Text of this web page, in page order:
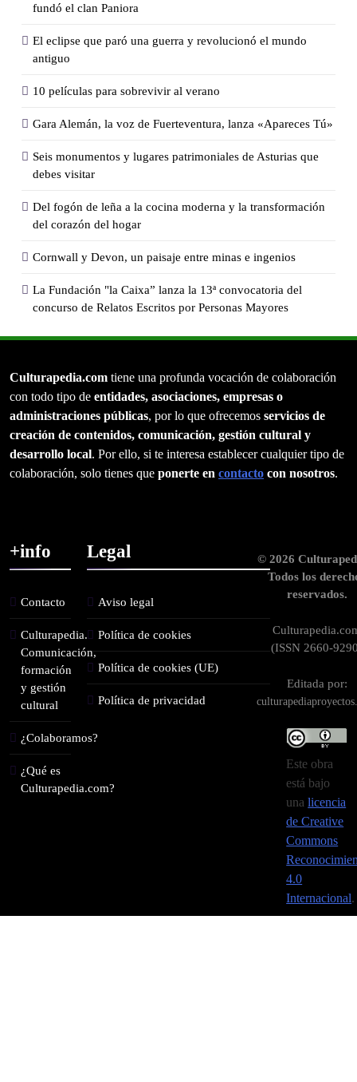
fundó el clan Paniora
El eclipse que paró una guerra y revolucionó el mundo
antiguo
10 películas para sobrevivir al verano
Gara Alemán, la voz de Fuerteventura, lanza «Apareces Tú»
Seis monumentos y lugares patrimoniales de Asturias que
debes visitar
Del fogón de leña a la cocina moderna y la transformación
del corazón del hogar
Cornwall y Devon, un paisaje entre minas e ingenios
La Fundación "la Caixa” lanza la 13ª convocatoria del
concurso de Relatos Escritos por Personas Mayores
Culturapedia.com tiene una profunda vocación de colaboración
con todo tipo de entidades, asociaciones, empresas o
administraciones públicas, por lo que ofrecemos servicios de
creación de contenidos, comunicación, gestión cultural y
desarrollo local. Por ello, si te interesa establecer cualquier tipo de
colaboración, solo tienes que ponerte en contacto con nosotros.
+info
Contacto
Culturapedia.
Comunicación,
formación
y gestión
cultural
¿Colaboramos?
¿Qué es
Culturapedia.com?
Legal
Aviso legal
Política de cookies
Política de cookies (UE)
Política de privacidad
© 2026
Todos los
reservados.
(ISSN 2660-
Editada por:
Este obra
está bajo
unalicencia
de Creative
Commons
4.0
Internacional.